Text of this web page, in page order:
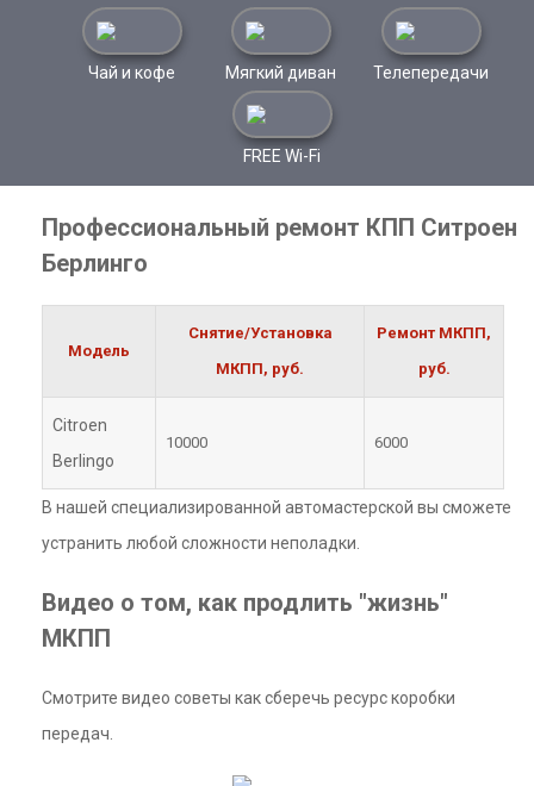
Чай и кофе Мягкий диван Телепередачи
FREE Wi-Fi
Профессиональный ремонт КПП Ситроен
Берлинго
Модель
Снятие/Установка
МКПП, руб.
Ремонт МКПП,
руб.
Citroen
Berlingo
10000 6000
В нашей специализированной автомастерской вы сможете
устранить любой сложности неполадки.
Видео о том, как продлить "жизнь"
МКПП
Смотрите видео советы как сберечь ресурс коробки
передач.